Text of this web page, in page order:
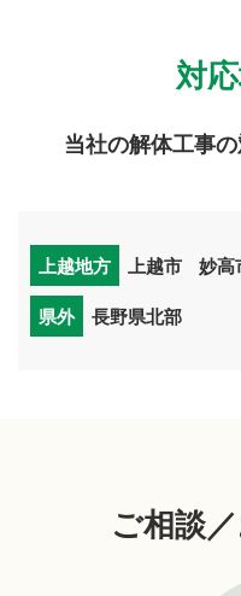
対
当社の解体工事
上越地方 上越市 妙高
県外
長野県北部
ご相談